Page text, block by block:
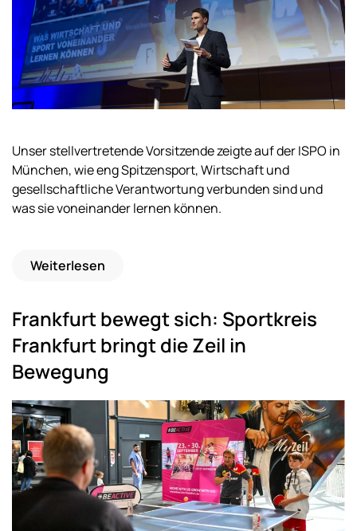
Unser stellvertretende Vorsitzende zeigte auf der ISPO in
München, wie eng Spitzen­sport, Wirtschaft und
gesellschaftliche Verantwortung verbunden sind und
was sie voneinander lernen können.
Weiterlesen
Frankfurt bewegt sich: Sportkreis
Frankfurt bringt die Zeil in
Bewegung